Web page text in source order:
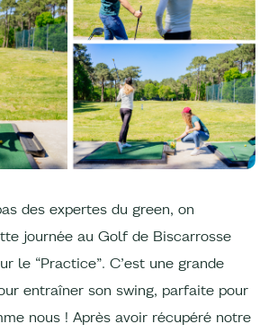
des expertes du green, on
journée au Golf de Biscarrosse
le “Practice”. C’est une grande
entraîner son swing, parfaite pour
nous ! Après avoir récupéré notre